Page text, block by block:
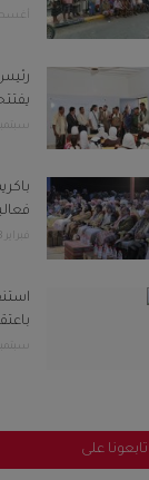
أغسطس
سبتمبر 29,
فبراير 13, 2025
باعتقال 8 من
سبتمبر 22,
تابعونا على